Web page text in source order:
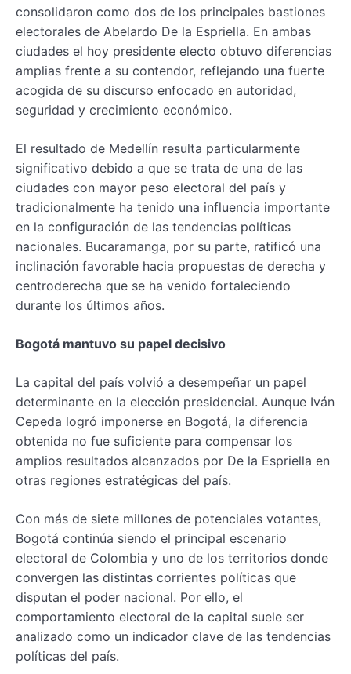
consolidaron como dos de los principales bastiones
electorales de Abelardo De la Espriella. En ambas
ciudades el hoy presidente electo obtuvo diferencias
amplias frente a su contendor, reflejando una fuerte
acogida de su discurso enfocado en autoridad,
seguridad y crecimiento económico.
El resultado de Medellín resulta particularmente
significativo debido a que se trata de una de las
ciudades con mayor peso electoral del país y
tradicionalmente ha tenido una influencia importante
en la configuración de las tendencias políticas
nacionales. Bucaramanga, por su parte, ratificó una
inclinación favorable hacia propuestas de derecha y
centroderecha que se ha venido fortaleciendo
durante los últimos años.
Bogotá mantuvo su papel decisivo
La capital del país volvió a desempeñar un papel
determinante en la elección presidencial. Aunque Iván
Cepeda logró imponerse en Bogotá, la diferencia
obtenida no fue suficiente para compensar los
amplios resultados alcanzados por De la Espriella en
otras regiones estratégicas del país.
Con más de siete millones de potenciales votantes,
Bogotá continúa siendo el principal escenario
electoral de Colombia y uno de los territorios donde
convergen las distintas corrientes políticas que
disputan el poder nacional. Por ello, el
comportamiento electoral de la capital suele ser
analizado como un indicador clave de las tendencias
políticas del país.